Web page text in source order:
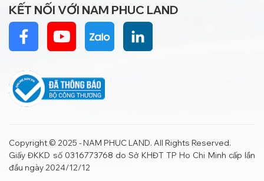
KẾT NỐI VỚI NAM PHUC LAND
Copyright © 2025 - NAM PHUC LAND. All Rights Reserved.
Giấy ĐKKD số 0316773768 do Sở KHĐT TP Ho Chi Minh cấp lần
đầu ngày 2024/12/12